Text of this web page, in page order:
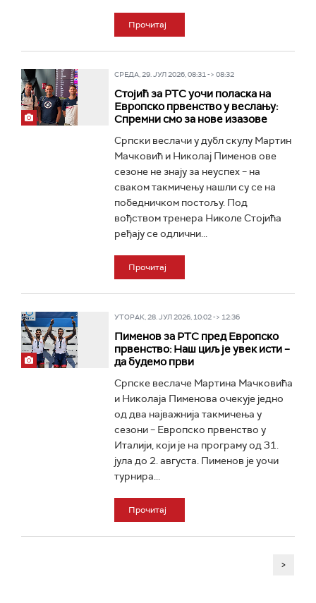
Прочитај
СРЕДА, 29. ЈУЛ 2026, 08:31 -> 08:32
Стојић за РТС уочи поласка на
Европско првенство у веслању:
Спремни смо за нове изазове
Српски веслачи у дубл скулу Мартин
Мачковић и Николај Пименов ове
сезоне не знају за неуспех – на
сваком такмичењу нашли су се на
победничком постољу. Под
вођством тренера Николе Стојића
ређају се одлични...
Прочитај
УТОРАК, 28. ЈУЛ 2026, 10:02 -> 12:36
Пименов за РТС пред Европско
првенство: Наш циљ је увек исти –
да будемо први
Српске веслаче Мартина Мачковића
и Николаја Пименова очекује једно
од два најважнија такмичења у
сезони – Европско првенство у
Италији, који је на програму од 31.
јула до 2. августа. Пименов је уочи
турнира...
Прочитај
>